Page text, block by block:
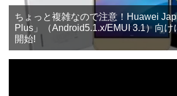
ちょっと複雑なので注意！Huawei
Plus」（Android5.1.x/EMUI 3.1）向け
開始!